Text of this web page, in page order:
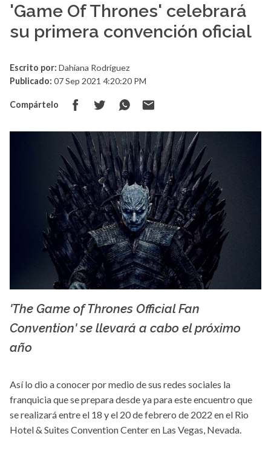
'Game Of Thrones' celebrará
su primera convención oficial
Escrito por: Dahiana Rodríguez
Publicado: 07 Sep 2021 4:20:20 PM
Compártelo
3.bp.blogspot.com
'The Game of Thrones Official Fan
Convention' se llevará a cabo el próximo
año
Así lo dio a conocer por medio de sus redes sociales la
franquicia que se prepara desde ya para este encuentro que
se realizará entre el 18 y el 20 de febrero de 2022 en el Rio
Hotel & Suites Convention Center en Las Vegas, Nevada.